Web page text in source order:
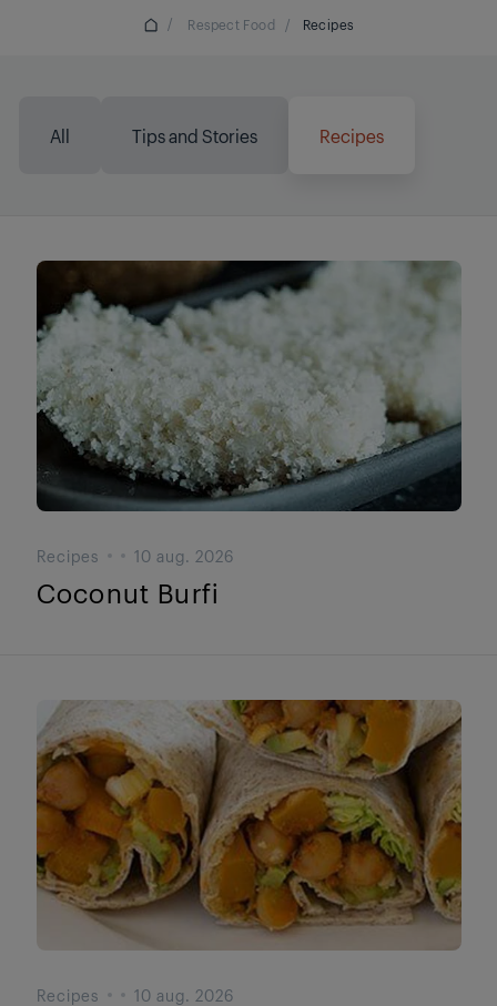
/ Respect Food / Recipes
All Tips and Stories Recipes
Recipes 10 aug. 2026
Coconut Burfi
Recipes 10 aug. 2026